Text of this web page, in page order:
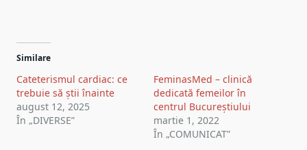
Similare
Cateterismul cardiac: ce
trebuie să știi înainte
august 12, 2025
În „DIVERSE”
FeminasMed – clinică
dedicată femeilor în
centrul Bucureștiului
martie 1, 2022
În „COMUNICAT”